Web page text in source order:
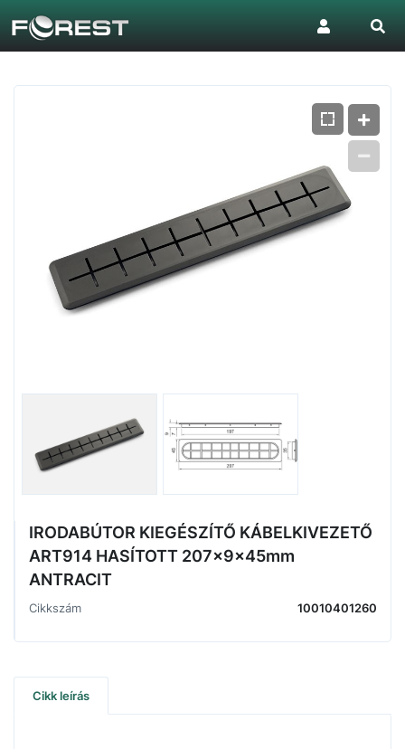
IRODABÚTOR KIEGÉSZÍTŐ KÁBELKIVEZETŐ
ART914 HASÍTOTT 207x9x45mm
ANTRACIT
Cikkszám 10010401260
Cikk leírás